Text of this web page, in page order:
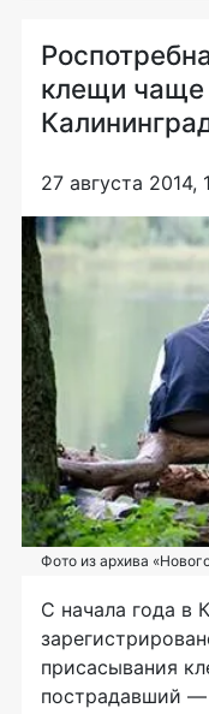
клещи чаще
27 августа 2014,
Фото из архива
С начала года в
присасывания
пострадавший